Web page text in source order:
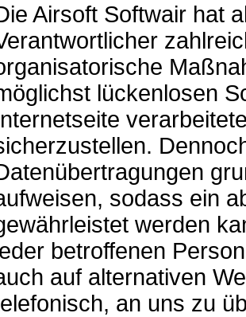
Airsoft Softwair hat
lückenlosen
sodass ein
werden
betroffenen
auf alternativen
an uns zu